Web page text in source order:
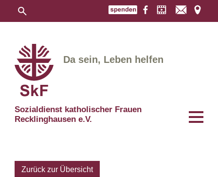
Sozialdienst katholischer Frauen
Recklinghausen e.V.
Da sein, Leben helfen
Zurück zur Übersicht